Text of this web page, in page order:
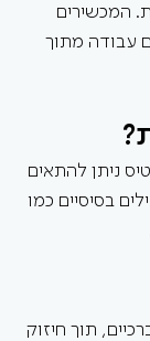
המכשירים
עבודה מתוך
ניתן להתאים
בסיסיים כמו
תוך חיזוק